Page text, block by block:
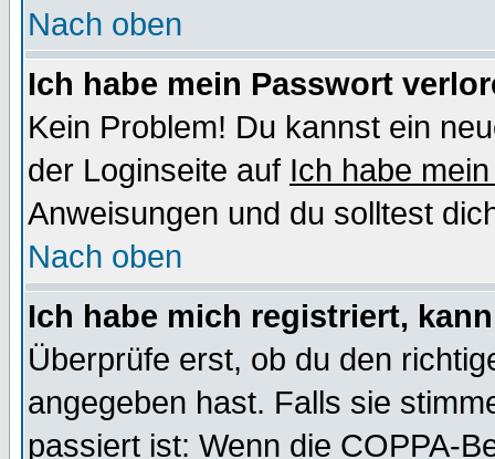
Nach oben
Ich habe mein Passwort
Kein Problem! Du kannst ein
der Loginseite auf Ich habe
Anweisungen und du solltest
Nach oben
Ich habe mich registriert,
Überprüfe erst, ob du den
angegeben hast. Falls sie
passiert ist: Wenn die COPPA-